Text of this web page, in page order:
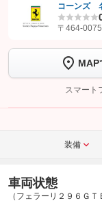
【STEP1】
認証画面で
トーク画面で
完了してくだ
コーンズ
〒464-
MAP
スマート
装備
車両状態
（フェラーリ２９６Ｇ